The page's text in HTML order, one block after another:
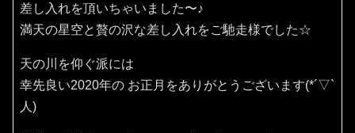
差し入れを頂いちゃいました〜♪
満天の星空と贅の沢な差し入れをご馳走様でした☆
天の川を仰ぐ派には
幸先良い2020年の お正月をありがとうございます(*´▽`
人)